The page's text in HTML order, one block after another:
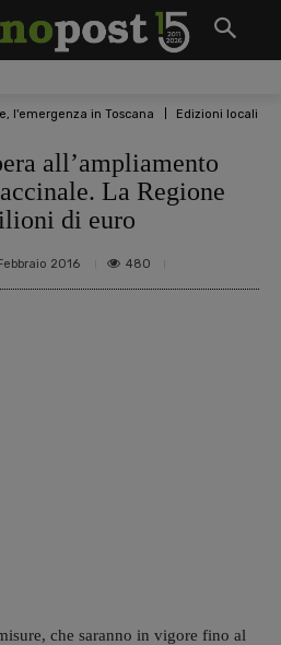
l'emergenza in Toscana
Edizioni locali
all’ampliamento
La Regione
di euro
2016 480
che saranno in vigore fino al